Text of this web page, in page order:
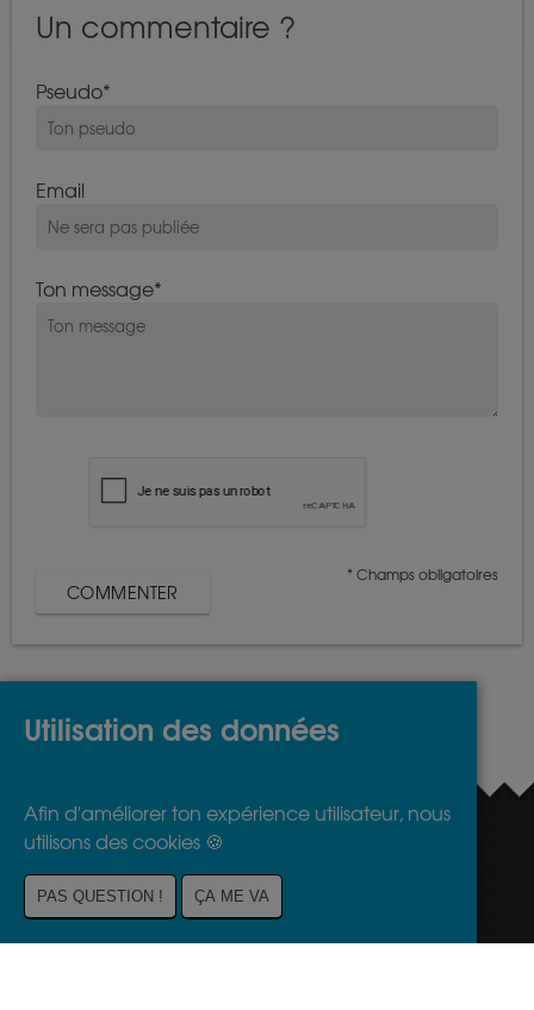
Un commentaire ?
Pseudo
Email
Ton message
* Champs obligatoires
Utilisation des données
Afin d'améliorer ton expérience utilisateur, nous
utilisons des cookies 🍪
PAS QUESTION ! ÇA ME VA
Restons connectés